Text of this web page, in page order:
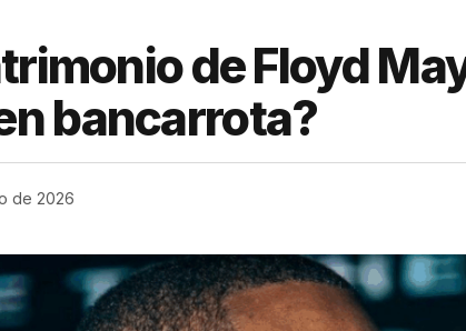
de Floyd
bancarrota?
de 2026